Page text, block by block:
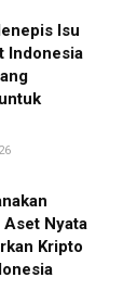
Isu
Indonesia
Nyata
Kripto